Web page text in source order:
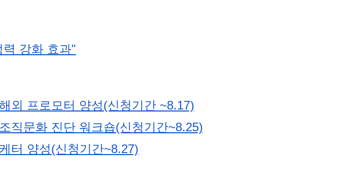
강화 효과"
외 프로모터 양성(신청기간 ~8.17)
직문화 진단 워크숍(신청기간~8.25)
터 양성(신청기간~8.27)